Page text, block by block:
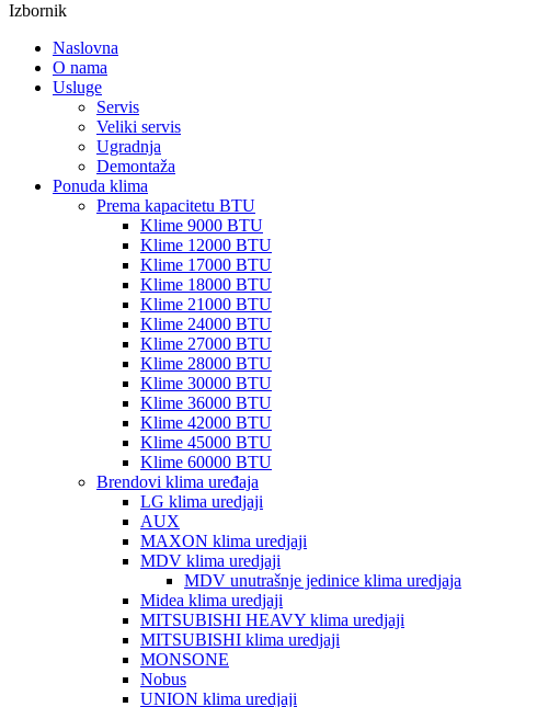
Izbornik
Naslovna
O nama
Usluge
Servis
Veliki servis
Ugradnja
Demontaža
Ponuda klima
Prema kapacitetu BTU
Klime 9000 BTU
Klime 12000 BTU
Klime 17000 BTU
Klime 18000 BTU
Klime 21000 BTU
Klime 24000 BTU
Klime 27000 BTU
Klime 28000 BTU
Klime 30000 BTU
Klime 36000 BTU
Klime 42000 BTU
Klime 45000 BTU
Klime 60000 BTU
Brendovi klima uređaja
LG klima uredjaji
AUX
MAXON klima uredjaji
MDV klima uredjaji
MDV unutrašnje jedinice klima uredjaja
Midea klima uredjaji
MITSUBISHI HEAVY klima uredjaji
MITSUBISHI klima uredjaji
MONSONE
Nobus
UNION klima uredjaji